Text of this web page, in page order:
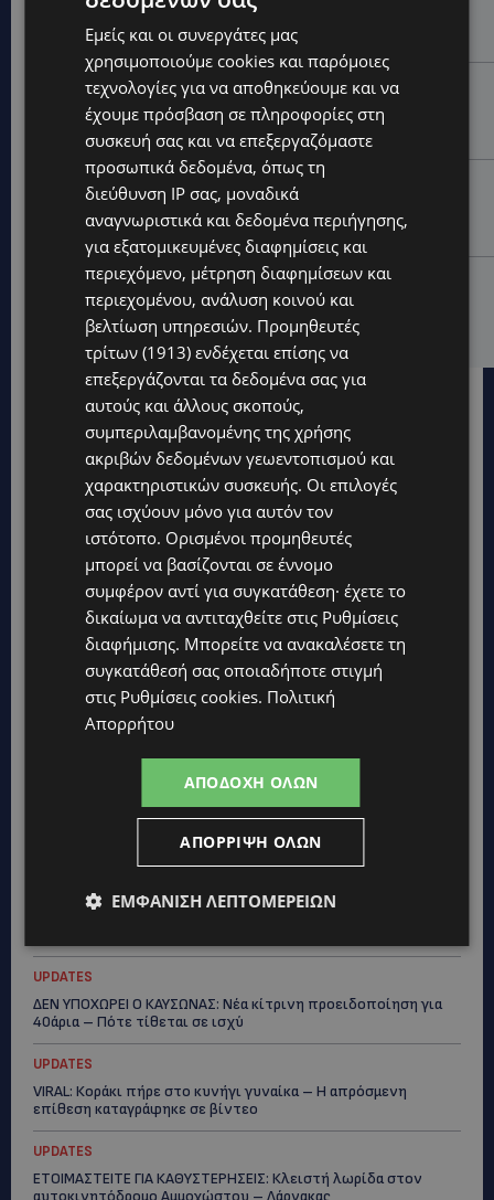
του 27χρονου – Φέρεται να παραπλάνησε την
Αστυνομία
UPDATES
ΔΕΝ ΥΠΟΧΩΡΕΙ Ο ΚΑΥΣΩΝΑΣ: Νέα κίτρινη
προειδοποίηση για 40άρια – Πότε τίθεται σε ισχύ
UPDATES
VIRAL: Κοράκι πήρε στο κυνήγι γυναίκα – Η
απρόσμενη επίθεση καταγράφηκε σε βίντεο
UPDATES
ΕΤΟΙΜΑΣΤΕΙΤΕ ΓΙΑ ΚΑΘΥΣΤΕΡΗΣΕΙΣ: Κλειστή λωρίδα
στον αυτοκινητόδρομο Αμμοχώστου – Λάρνακας
Topics
ΜΑΡΙΝΟΣ ΚΩΝΣΤΑΝΤΙΝΙΔΗΣ: Οι πρωτοβουλίες για να
UPDATES
UPDATES
ΔΕΝ ΥΠΟΧΩΡΕΙ Ο ΚΑΥΣΩΝΑΣ: Νέα κίτρινη προειδοποίηση για
40άρια – Πότε τίθεται σε ισχύ
UPDATES
VIRAL: Κοράκι πήρε στο κυνήγι γυναίκα – Η απρόσμενη
επίθεση καταγράφηκε σε βίντεο
UPDATES
ΕΤΟΙΜΑΣΤΕΙΤΕ ΓΙΑ ΚΑΘΥΣΤΕΡΗΣΕΙΣ: Κλειστή λωρίδα στον
αυτοκινητόδρομο Αμμοχώστου – Λάρνακας
Εμείς και οι συνεργάτες μας
χρησιμοποιούμε cookies και παρόμοιες
τεχνολογίες για να αποθηκεύουμε και να
έχουμε πρόσβαση σε πληροφορίες στη
συσκευή σας και να επεξεργαζόμαστε
προσωπικά δεδομένα, όπως τη
διεύθυνση IP σας, μοναδικά
αναγνωριστικά και δεδομένα περιήγησης,
για εξατομικευμένες διαφημίσεις και
περιεχόμενο, μέτρηση διαφημίσεων και
περιεχομένου, ανάλυση κοινού και
βελτίωση υπηρεσιών. Προμηθευτές
τρίτων (1913) ενδέχεται επίσης να
επεξεργάζονται τα δεδομένα σας για
αυτούς και άλλους σκοπούς,
συμπεριλαμβανομένης της χρήσης
ακριβών δεδομένων γεωεντοπισμού και
χαρακτηριστικών συσκευής. Οι επιλογές
σας ισχύουν μόνο για αυτόν τον
ιστότοπο. Ορισμένοι προμηθευτές
μπορεί να βασίζονται σε έννομο
συμφέρον αντί για συγκατάθεση· έχετε το
δικαίωμα να αντιταχθείτε στις Ρυθμίσεις
διαφήμισης. Μπορείτε να ανακαλέσετε τη
συγκατάθεσή σας οποιαδήποτε στιγμή
στις Ρυθμίσεις cookies. Πολιτική
Απορρήτου
ΑΠΟΔΟΧΉ ΌΛΩΝ
ΑΠΌΡΡΙΨΗ ΌΛΩΝ
ΕΜΦΆΝΙΣΗ ΛΕΠΤΟΜΕΡΕΙΏΝ